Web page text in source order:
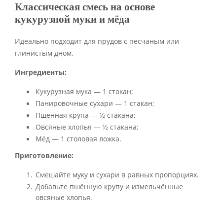
Классическая смесь на основе
кукурузной муки и мёда
Идеально подходит для прудов с песчаным или
глинистым дном.
Ингредиенты:
Кукурузная мука — 1 стакан;
Панировочные сухари — 1 стакан;
Пшённая крупа — ½ стакана;
Овсяные хлопья — ½ стакана;
Мёд — 1 столовая ложка.
Приготовление:
Смешайте муку и сухари в равных пропорциях.
Добавьте пшённую крупу и измельчённые
овсяные хлопья.